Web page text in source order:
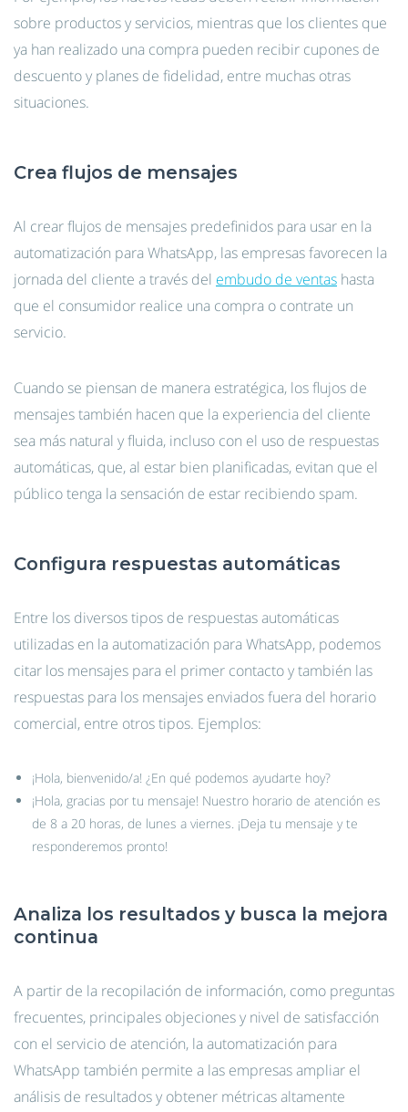
sobre productos y servicios, mientras que los clientes que
ya han realizado una compra pueden recibir cupones de
descuento y planes de fidelidad, entre muchas otras
situaciones.
Crea flujos de mensajes
Al crear flujos de mensajes predefinidos para usar en la
automatización para WhatsApp, las empresas favorecen la
jornada del cliente a través del embudo de ventas hasta
que el consumidor realice una compra o contrate un
servicio.
Cuando se piensan de manera estratégica, los flujos de
mensajes también hacen que la experiencia del cliente
sea más natural y fluida, incluso con el uso de respuestas
automáticas, que, al estar bien planificadas, evitan que el
público tenga la sensación de estar recibiendo spam.
Configura respuestas automáticas
Entre los diversos tipos de respuestas automáticas
utilizadas en la automatización para WhatsApp, podemos
citar los mensajes para el primer contacto y también las
respuestas para los mensajes enviados fuera del horario
comercial, entre otros tipos. Ejemplos:
¡Hola, bienvenido/a! ¿En qué podemos ayudarte hoy?
¡Hola, gracias por tu mensaje! Nuestro horario de atención es
de 8 a 20 horas, de lunes a viernes. ¡Deja tu mensaje y te
responderemos pronto!
Analiza los resultados y busca la mejora
continua
A partir de la recopilación de información, como preguntas
frecuentes, principales objeciones y nivel de satisfacción
con el servicio de atención, la automatización para
WhatsApp también permite a las empresas ampliar el
análisis de resultados y obtener métricas altamente